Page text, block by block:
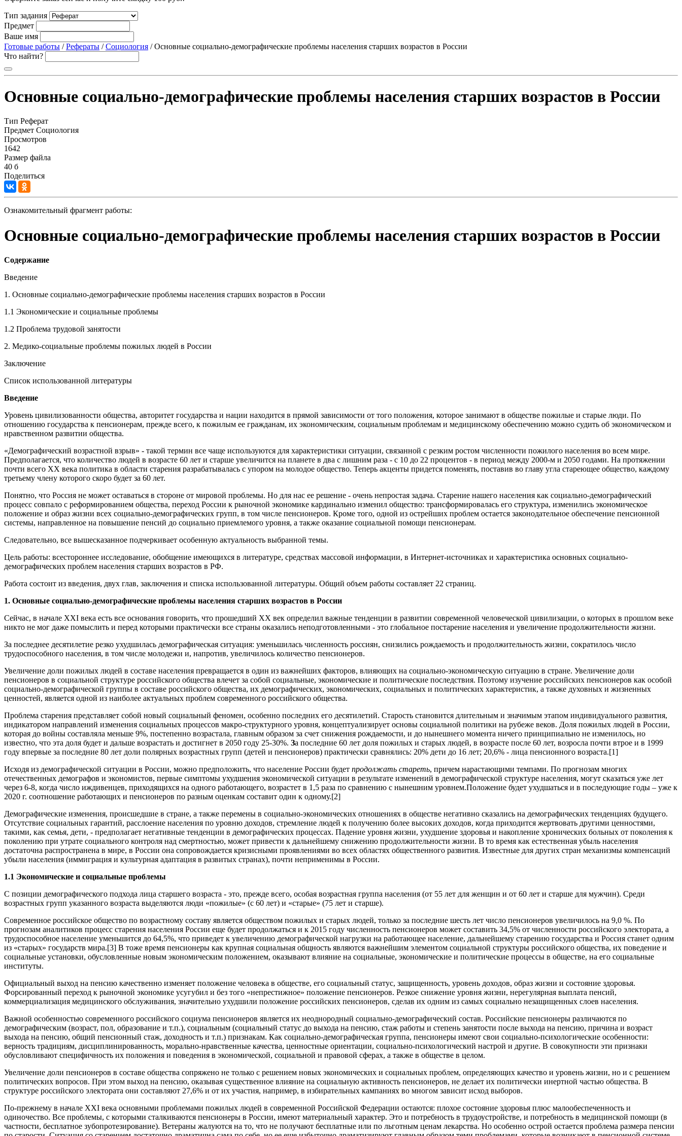
Тип задания
Предмет
Ваше имя
Готовые работы /Рефераты /Социология / Основные социально-демографические проблемы населения старших возрастов в России
Что найти?
Основные социально-демографические проблемы населения старших возрастов в России
Тип Реферат
Предмет Социология
Просмотров
1642
Размер файла
40 б
Поделиться
Ознакомительный фрагмент работы:
Основные социально-демографические проблемы населения старших возрастов в России
Содержание
Введение
1. Основные социально-демографические проблемы населения старших возрастов в России
1.1 Экономические и социальные проблемы
1.2 Проблема трудовой занятости
2. Медико-социальные проблемы пожилых людей в России
Заключение
Список использованной литературы
Введение
Уровень цивилизованности общества, авторитет государства и нации находится в прямой зависимости от того положения, которое занимают в обществе пожилые и старые люди. По
отношению государства к пенсионерам, прежде всего, к пожилым ее гражданам, их экономическим, социальным проблемам и медицинскому обеспечению можно судить об экономическом и
нравственном развитии общества.
«Демографический возрастной взрыв» - такой термин все чаще используются для характеристики ситуации, связанной с резким ростом численности пожилого населения во всем мире.
Предполагается, что количество людей в возрасте 60 лет и старше увеличится на планете в два с лишним раза - с 10 до 22 процентов - в период между 2000-м и 2050 годами. На протяжении
почти всего ХХ века политика в области старения разрабатывалась с упором на молодое общество. Теперь акценты придется поменять, поставив во главу угла стареющее общество, каждому
третьему члену которого скоро будет за 60 лет.
Понятно, что Россия не может оставаться в стороне от мировой проблемы. Но для нас ее решение - очень непростая задача. Старение нашего населения как социально-демографический
процесс совпало с реформированием общества, переход России к рыночной экономике кардинально изменил общество: трансформировалась его структура, изменились экономическое
положение и образ жизни всех социально-демографических групп, в том числе пенсионеров. Кроме того, одной из острейших проблем остается законодательное обеспечение пенсионной
системы, направленное на повышение пенсий до социально приемлемого уровня, а также оказание социальной помощи пенсионерам.
Следовательно, все вышесказанное подчеркивает особенную актуальность выбранной темы.
Цель работы: всестороннее исследование, обобщение имеющихся в литературе, средствах массовой информации, в Интернет-источниках и характеристика основных социально-
демографических проблем населения старших возрастов в РФ.
Работа состоит из введения, двух глав, заключения и списка использованной литературы. Общий объем работы составляет 22 страниц.
1. Основные социально-демографические проблемы населения старших возрастов в России
Сейчас, в начале XXI века есть все основания говорить, что прошедший ХХ век определил важные тенденции в развитии современной человеческой цивилизации, о которых в прошлом веке
никто не мог даже помыслить и перед которыми практически все страны оказались неподготовленными - это глобальное постарение населения и увеличение продолжительности жизни.
За последнее десятилетие резко ухудшилась демографическая ситуация: уменьшилась численность россиян, снизились рождаемость и продолжительность жизни, сократилось число
трудоспособного населения, в том числе молодежи и, напротив, увеличилось количество пенсионеров.
Увеличение доли пожилых людей в составе населения превращается в один из важнейших факторов, влияющих на социально-экономическую ситуацию в стране. Увеличение доли
пенсионеров в социальной структуре российского общества влечет за собой социальные, экономические и политические последствия. Поэтому изучение российских пенсионеров как особой
социально-демографической группы в составе российского общества, их демографических, экономических, социальных и политических характеристик, а также духовных и жизненных
ценностей, является одной из наиболее актуальных проблем современного российского общества.
Проблема старения представляет собой новый социальный феномен, особенно последних его десятилетий. Старость становится длительным и значимым этапом индивидуального развития,
индикатором направлений изменения социальных процессов макро-структурного уровня, концептуализирует основы социальной политики на рубеже веков. Доля пожилых людей в России,
которая до войны составляла меньше 9%, постепенно возрастала, главным образом за счет снижения рождаемости, и до нынешнего момента ничего принципиально не изменилось, но
известно, что эта доля будет и дальше возрастать и достигнет в 2050 году 25-30%. За последние 60 лет доля пожилых и старых людей, в возрасте после 60 лет, возросла почти втрое и в 1999
году впервые за последние 80 лет доли полярных возрастных групп (детей и пенсионеров) практически сравнялись: 20% дети до 16 лет; 20,6% - лица пенсионного возраста.[1]
Исходя из демографической ситуации в России, можно предположить, что население России будет продолжать стареть, причем нарастающими темпами. По прогнозам многих
отечественных демографов и экономистов, первые симптомы ухудшения экономической ситуации в результате изменений в демографической структуре населения, могут сказаться уже лет
через 6-8, когда число иждивенцев, приходящихся на одного работающего, возрастет в 1,5 раза по сравнению с нынешним уровнем.Положение будет ухудшаться и в последующие годы – уже к
2020 г. соотношение работающих и пенсионеров по разным оценкам составит один к одному.[2]
Демографические изменения, происшедшие в стране, а также перемены в социально-экономических отношениях в обществе негативно сказались на демографических тенденциях будущего.
Отсутствие социальных гарантий, расслоение населения по уровню доходов, стремление людей к получению более высоких доходов, когда приходится жертвовать другими ценностями,
такими, как семья, дети, - предполагает негативные тенденции в демографических процессах. Падение уровня жизни, ухудшение здоровья и накопление хронических больных от поколения к
поколению при утрате социального контроля над смертностью, может привести к дальнейшему снижению продолжительности жизни. В то время как естественная убыль населения
достаточна распространена в мире, в России она сопровождается кризисными проявлениями во всех областях общественного развития. Известные для других стран механизмы компенсаций
убыли населения (иммиграция и культурная адаптация в развитых странах), почти неприменимы в России.
1.1 Экономические и социальные проблемы
С позиции демографического подхода лица старшего возраста - это, прежде всего, особая возрастная группа населения (от 55 лет для женщин и от 60 лет и старше для мужчин). Среди
возрастных групп указанного возраста выделяются люди «пожилые» (с 60 лет) и «старые» (75 лет и старше).
Современное российское общество по возрастному составу является обществом пожилых и старых людей, только за последние шесть лет число пенсионеров увеличилось на 9,0 %. По
прогнозам аналитиков процесс старения населения России еще будет продолжаться и к 2015 году численность пенсионеров может составить 34,5% от численности российского электората, а
трудоспособное население уменьшится до 64,5%, что приведет к увеличению демографической нагрузки на работающее население, дальнейшему старению государства и Россия станет одним
из «старых» государств мира.[3] В тоже время пенсионеры как крупная социальная общность являются важнейшим элементом социальной структуры российского общества, их поведение и
социальные установки, обусловленные новым экономическим положением, оказывают влияние на социальные, экономические и политические процессы в обществе, на его социальные
институты.
Официальный выход на пенсию качественно изменяет положение человека в обществе, его социальный статус, защищенность, уровень доходов, образ жизни и состояние здоровья.
Форсированный переход к рыночной экономике усугубил и без того «непрестижное» положение пенсионеров. Резкое снижение уровня жизни, нерегулярная выплата пенсий,
коммерциализация медицинского обслуживания, значительно ухудшили положение российских пенсионеров, сделав их одним из самых социально незащищенных слоев населения.
Важной особенностью современного российского социума пенсионеров является их неоднородный социально-демографический состав. Российские пенсионеры различаются по
демографическим (возраст, пол, образование и т.п.), социальным (социальный статус до выхода на пенсию, стаж работы и степень занятости после выхода на пенсию, причина и возраст
выхода на пенсию, общий пенсионный стаж, доходность и т.п.) признакам. Как социально-демографическая группа, пенсионеры имеют свои социально-психологические особенности:
верность традициям, дисциплинированность, морально-нравственные качества, ценностные ориентации, социально-психологический настрой и другие. В совокупности эти признаки
обусловливают специфичность их положения и поведения в экономической, социальной и правовой сферах, а также в обществе в целом.
Увеличение доли пенсионеров в составе общества сопряжено не только с решением новых экономических и социальных проблем, определяющих качество и уровень жизни, но и с решением
политических вопросов. При этом выход на пенсию, оказывая существенное влияние на социальную активность пенсионеров, не делает их политически инертной частью общества. В
структуре российского электората они составляют 27,6% и от их участия, например, в избирательных кампаниях во многом зависит исход выборов.
По-прежнему в начале ХХI века основными проблемами пожилых людей в современной Российской Федерации остаются: плохое состояние здоровья плюс малообеспеченность и
одиночество. Все проблемы, с которыми сталкиваются пенсионеры в России, имеют материальный характер. Это и потребность в трудоустройстве, и потребность в медицинской помощи (в
частности, бесплатное зубопротезирование). Ветераны жалуются на то, что не получают бесплатные или по льготным ценам лекарства. Но особенно острой остается проблема размера пенсии